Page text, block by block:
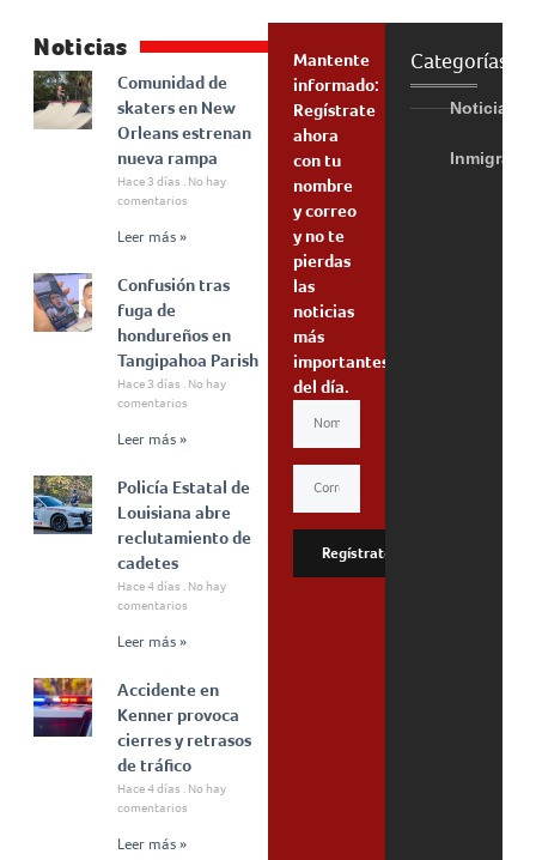
Noticias
Comunidad de
skaters en New
Orleans estrenan
nueva rampa
Hace 3 días
No hay
comentarios
Leer más »
Confusión tras
fuga de
hondureños en
Tangipahoa Parish
Hace 3 días
No hay
comentarios
Leer más »
Policía Estatal de
Louisiana abre
reclutamiento de
cadetes
Hace 4 días
No hay
comentarios
Leer más »
Accidente en
Kenner provoca
cierres y retrasos
de tráfico
Hace 4 días
No hay
comentarios
Leer más »
Mantente
informado:
Regístrate
ahora
con tu
nombre
y correo
y no te
pierdas
las
noticias
más
importantes
del día.
Regístrate
Categorías
Noticias